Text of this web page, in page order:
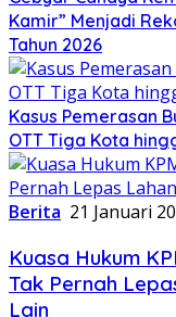
Kamir” Menjadi
Tahun 2026
Kasus Pemerasan
OTT Tiga Kota
Berita 21 Januari
Kuasa Hukum
Tak Pernah
Lain